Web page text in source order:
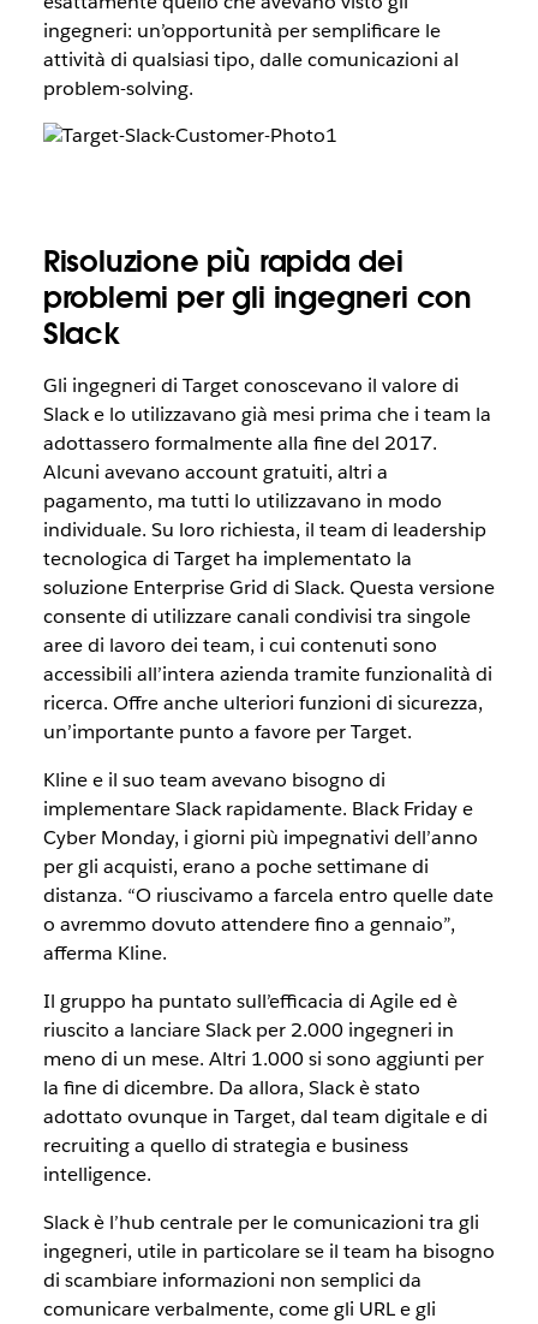
ingegneri: un’opportunità per semplificare le
attività di qualsiasi tipo, dalle comunicazioni al
problem-solving.
Risoluzione più rapida dei
problemi per gli ingegneri con
Slack
Gli ingegneri di Target conoscevano il valore di
Slack e lo utilizzavano già mesi prima che i team la
adottassero formalmente alla fine del 2017.
Alcuni avevano account gratuiti, altri a
pagamento, ma tutti lo utilizzavano in modo
individuale. Su loro richiesta, il team di leadership
tecnologica di Target ha implementato la
soluzione Enterprise Grid di Slack. Questa versione
consente di utilizzare canali condivisi tra singole
aree di lavoro dei team, i cui contenuti sono
accessibili all’intera azienda tramite funzionalità di
ricerca. Offre anche ulteriori funzioni di sicurezza,
un’importante punto a favore per Target.
Kline e il suo team avevano bisogno di
implementare Slack rapidamente. Black Friday e
Cyber Monday, i giorni più impegnativi dell’anno
per gli acquisti, erano a poche settimane di
distanza. “O riuscivamo a farcela entro quelle date
o avremmo dovuto attendere fino a gennaio”,
afferma Kline.
Il gruppo ha puntato sull’efficacia di Agile ed è
riuscito a lanciare Slack per 2.000 ingegneri in
meno di un mese. Altri 1.000 si sono aggiunti per
la fine di dicembre. Da allora, Slack è stato
adottato ovunque in Target, dal team digitale e di
recruiting a quello di strategia e business
intelligence.
Slack è l’hub centrale per le comunicazioni tra gli
ingegneri, utile in particolare se il team ha bisogno
di scambiare informazioni non semplici da
comunicare verbalmente, come gli URL e gli